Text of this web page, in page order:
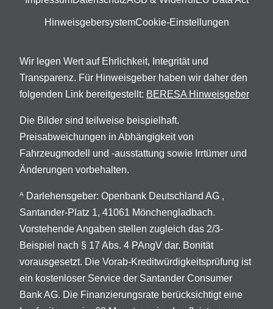
HinweisgebersystemCookie-Einstellungen
Wir legen Wert auf Ehrlichkeit, Integrität und
Transparenz. Für Hinweisgeber haben wir daher den
folgenden Link bereitgestellt: BERESA Hinweisgeber
Die Bilder sind teilweise beispielhaft.
Preisabweichungen in Abhängigkeit von
Fahrzeugmodell und -ausstattung sowie Irrtümer und
Änderungen vorbehalten.
A
Darlehensgeber: Openbank Deutschland AG ,
Santander-Platz 1, 41061 Mönchengladbach.
Vorstehende Angaben stellen zugleich das 2/3-
Beispiel nach § 17 Abs. 4 PAngV dar. Bonität
vorausgesetzt. Die Vorab-Kreditwürdigkeitsprüfung ist
ein kostenloser Service der Santander Consumer
Bank AG. Die Finanzierungsrate berücksichtigt eine